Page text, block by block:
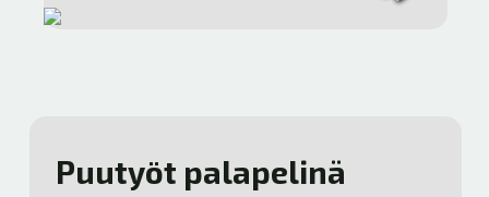
Puutyöt palapelinä